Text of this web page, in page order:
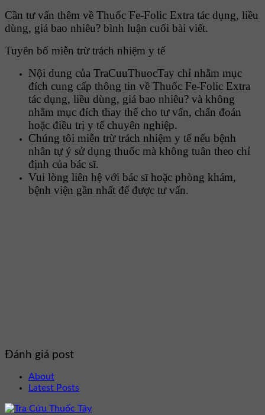
Cần tư vấn thêm về Thuốc Fe-Folic Extra tác dụng, liều
dùng, giá bao nhiêu? bình luận cuối bài viết.
Tuyên bố miễn trừ trách nhiệm y tế
Nội dung của TraCuuThuocTay chỉ nhằm mục
đích cung cấp thông tin về Thuốc Fe-Folic Extra
tác dụng, liều dùng, giá bao nhiêu? và không
nhằm mục đích thay thế cho tư vấn, chẩn đoán
hoặc điều trị y tế chuyên nghiệp.
Chúng tôi miễn trừ trách nhiệm y tế nếu bệnh
nhân tự ý sử dụng thuốc mà không tuân theo chỉ
định của bác sĩ.
Vui lòng liên hệ với bác sĩ hoặc phòng khám,
bệnh viện gần nhất để được tư vấn.
Đánh giá post
About
Latest Posts